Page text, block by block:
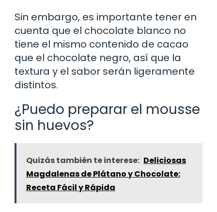
Sin embargo, es importante tener en
cuenta que el chocolate blanco no
tiene el mismo contenido de cacao
que el chocolate negro, así que la
textura y el sabor serán ligeramente
distintos.
¿Puedo preparar el mousse
sin huevos?
Quizás también te interese: Deliciosas
Magdalenas de Plátano y Chocolate:
Receta Fácil y Rápida